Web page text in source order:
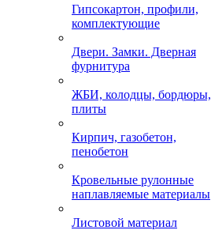
Гипсокартон, профили,
комплектующие
Двери. Замки. Дверная
фурнитура
ЖБИ, колодцы, бордюры,
плиты
Кирпич, газобетон,
пенобетон
Кровельные рулонные
наплавляемые материалы
Листовой материал